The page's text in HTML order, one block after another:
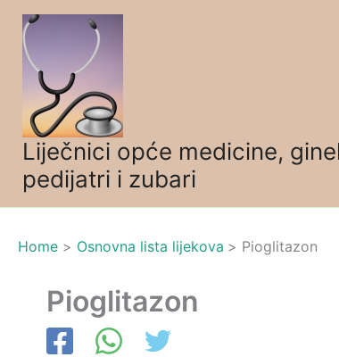
Skip
content
Liječnici opće medicine,
pedijatri i zubari
Home Osnovna lista lijekova Pioglitazon
Pioglitazon